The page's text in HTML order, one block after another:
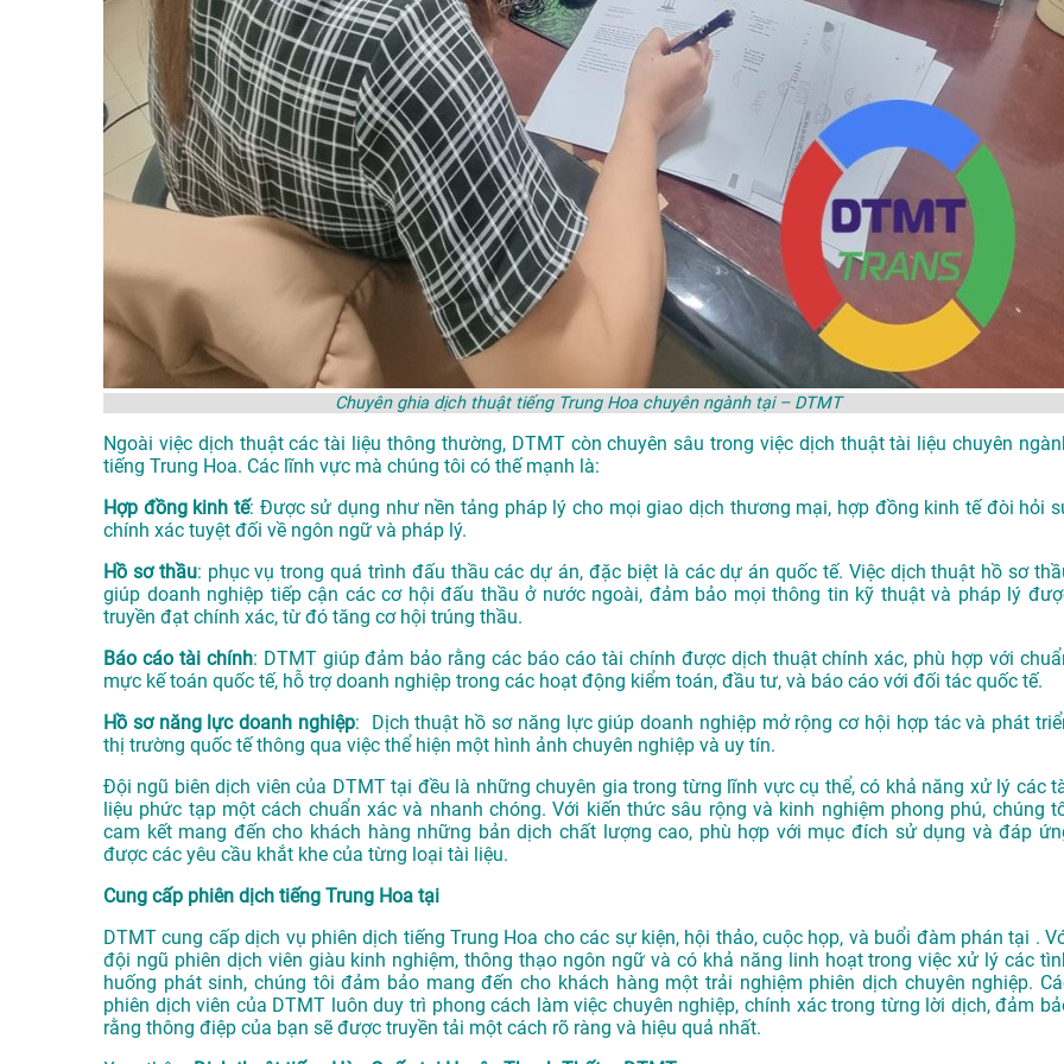
Chuyên ghia dịch thuật tiếng Trung Hoa chuyên ngành tại – DTMT
Ngoài việc dịch thuật các tài liệu thông thường, DTMT còn chuyên sâu trong việc dịch thuật tài liệu chuyên
tiếng Trung Hoa. Các lĩnh vực mà chúng tôi có thế mạnh là:
Hợp đồng kinh tế: Được sử dụng như nền tảng pháp lý cho mọi giao dịch thương mại, hợp đồng kinh tế đòi hỏi
chính xác tuyệt đối về ngôn ngữ và pháp lý.
Hồ sơ thầu: phục vụ trong quá trình đấu thầu các dự án, đặc biệt là các dự án quốc tế. Việc dịch thuật hồ sơ
giúp doanh nghiệp tiếp cận các cơ hội đấu thầu ở nước ngoài, đảm bảo mọi thông tin kỹ thuật và pháp lý
truyền đạt chính xác, từ đó tăng cơ hội trúng thầu.
Báo cáo tài chính: DTMT giúp đảm bảo rằng các báo cáo tài chính được dịch thuật chính xác, phù hợp với
mực kế toán quốc tế, hỗ trợ doanh nghiệp trong các hoạt động kiểm toán, đầu tư, và báo cáo với đối tác quốc tế.
Hồ sơ năng lực doanh nghiệp: Dịch thuật hồ sơ năng lực giúp doanh nghiệp mở rộng cơ hội hợp tác và phát
thị trường quốc tế thông qua việc thể hiện một hình ảnh chuyên nghiệp và uy tín.
Đội ngũ biên dịch viên của DTMT tại đều là những chuyên gia trong từng lĩnh vực cụ thể, có khả năng xử lý các
liệu phức tạp một cách chuẩn xác và nhanh chóng. Với kiến thức sâu rộng và kinh nghiệm phong phú, chúng
cam kết mang đến cho khách hàng những bản dịch chất lượng cao, phù hợp với mục đích sử dụng và đáp
được các yêu cầu khắt khe của từng loại tài liệu.
Cung cấp phiên dịch tiếng Trung Hoa tại
DTMT cung cấp dịch vụ phiên dịch tiếng Trung Hoa cho các sự kiện, hội thảo, cuộc họp, và buổi đàm phán tại .
đội ngũ phiên dịch viên giàu kinh nghiệm, thông thạo ngôn ngữ và có khả năng linh hoạt trong việc xử lý các
huống phát sinh, chúng tôi đảm bảo mang đến cho khách hàng một trải nghiệm phiên dịch chuyên nghiệp.
phiên dịch viên của DTMT luôn duy trì phong cách làm việc chuyên nghiệp, chính xác trong từng lời dịch, đảm
rằng thông điệp của bạn sẽ được truyền tải một cách rõ ràng và hiệu quả nhất.